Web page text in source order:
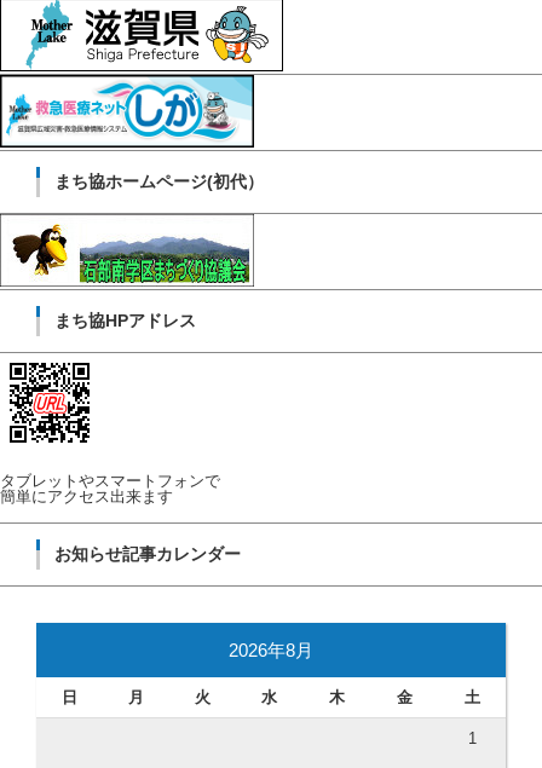
まち協ホームページ(初代）
まち協HPアドレス
タブレットやスマートフォンで
簡単にアクセス出来ます
お知らせ記事カレンダー
2026年8月
日 月 火 水 木 金 土
1